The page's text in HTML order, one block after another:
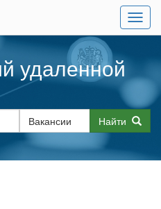
Меню
удаленной
Найти